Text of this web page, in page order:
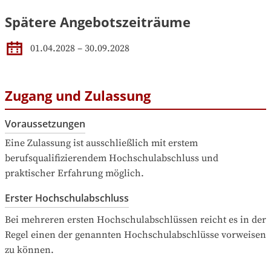
Spätere Angebotszeiträume
01.04.2028 – 30.09.2028
Zugang und Zulassung
Voraussetzungen
Eine Zulassung ist ausschließlich mit erstem
berufsqualifizierendem Hochschulabschluss und
praktischer Erfahrung möglich.
Erster Hochschulabschluss
Bei mehreren ersten Hochschulabschlüssen reicht es in der
Regel einen der genannten Hochschulabschlüsse vorweisen
zu können.